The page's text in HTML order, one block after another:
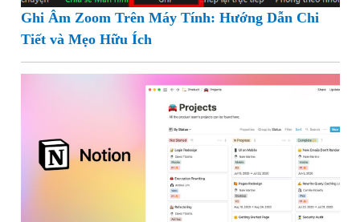
Ghi Âm Zoom Trên Máy Tính: Hướng Dẫn Chi
Tiết và Mẹo Hữu Ích